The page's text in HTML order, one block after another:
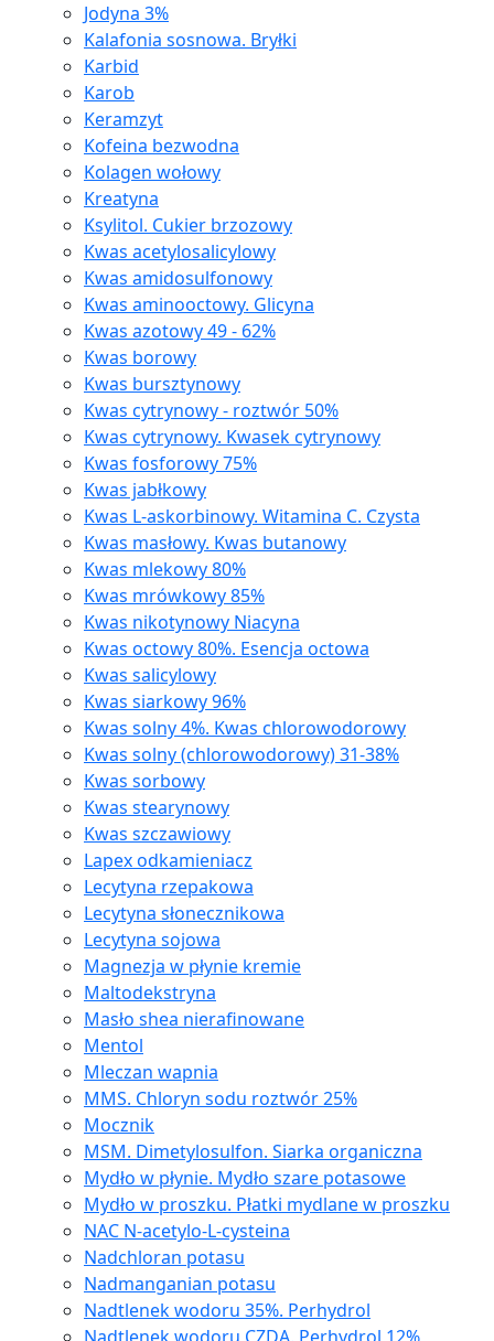
Jodyna 3%
Kalafonia sosnowa. Bryłki
Karbid
Karob
Keramzyt
Kofeina bezwodna
Kolagen wołowy
Kreatyna
Ksylitol. Cukier brzozowy
Kwas acetylosalicylowy
Kwas amidosulfonowy
Kwas aminooctowy. Glicyna
Kwas azotowy 49 - 62%
Kwas borowy
Kwas bursztynowy
Kwas cytrynowy - roztwór 50%
Kwas cytrynowy. Kwasek cytrynowy
Kwas fosforowy 75%
Kwas jabłkowy
Kwas L-askorbinowy. Witamina C. Czysta
Kwas masłowy. Kwas butanowy
Kwas mlekowy 80%
Kwas mrówkowy 85%
Kwas nikotynowy Niacyna
Kwas octowy 80%. Esencja octowa
Kwas salicylowy
Kwas siarkowy 96%
Kwas solny 4%. Kwas chlorowodorowy
Kwas solny (chlorowodorowy) 31-38%
Kwas sorbowy
Kwas stearynowy
Kwas szczawiowy
Lapex odkamieniacz
Lecytyna rzepakowa
Lecytyna słonecznikowa
Lecytyna sojowa
Magnezja w płynie kremie
Maltodekstryna
Masło shea nierafinowane
Mentol
Mleczan wapnia
MMS. Chloryn sodu roztwór 25%
Mocznik
MSM. Dimetylosulfon. Siarka organiczna
Mydło w płynie. Mydło szare potasowe
Mydło w proszku. Płatki mydlane w proszku
NAC N-acetylo-L-cysteina
Nadchloran potasu
Nadmanganian potasu
Nadtlenek wodoru 35%. Perhydrol